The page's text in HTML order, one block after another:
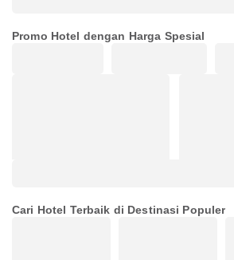
Promo Hotel dengan Harga Spesial
Cari Hotel Terbaik di Destinasi Populer